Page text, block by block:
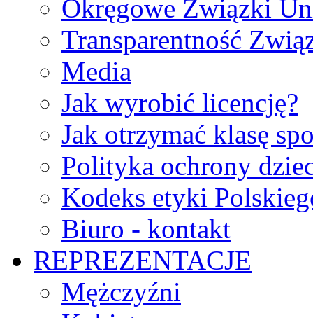
Okręgowe Związki
Transparentność
Media
Jak wyrobić licencję?
Jak otrzymać klasę
Polityka ochrony
Kodeks etyki
Biuro - kontakt
REPREZENTACJE
Mężczyźni